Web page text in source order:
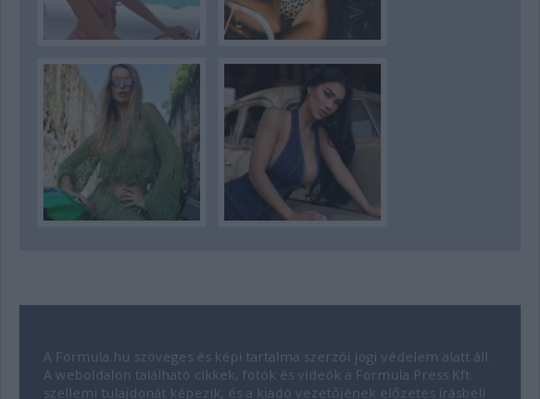
A Formula.hu szöveges és képi tartalma szerzői jogi védelem alatt áll.
A weboldalon található cikkek, fotók és videók a Formula Press Kft.
szellemi tulajdonát képezik, és a kiadó vezetőjének előzetes írásbeli